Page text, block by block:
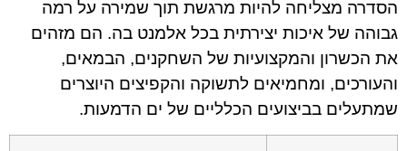
הסדרה מצליחה להיות מרגשת תוך שמירה על רמה
גבוהה של איכות יצירתית בכל אלמנט בה. הם מזהים
את הכשרון והמקצועיות של השחקנים, הבמאים,
והעורכים, ומחמיאים לתשוקה והקפיצים היוצרים
שמתעלים בביצועים הכלליים של ים הדמעות.